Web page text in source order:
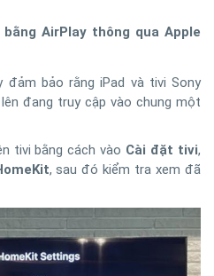
AirPlay thông qua Apple
đảm bảo rằng iPad và tivi Sony
đang truy cập vào chung một
tivi bằng cách vào Cài đặt tivi,
, sau đó kiểm tra xem đã